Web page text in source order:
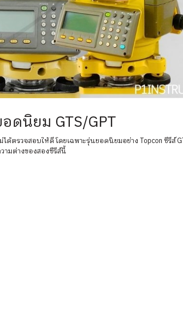
ดนิยม GTS/GPT
รวจสอบให้ดี โดยเฉพาะรุ่นยอดนิยมอย่าง Topcon ซีรีส์
ามต่างของสองซีรีส์นี้